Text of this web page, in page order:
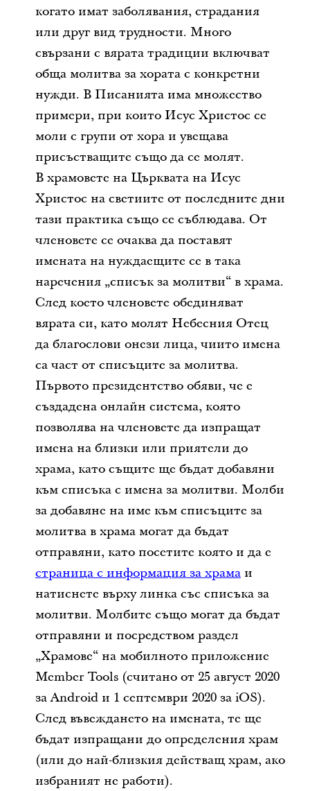
когато имат заболявания, страдания
или друг вид трудности. Много
свързани с вярата традиции включват
обща молитва за хората с конкретни
нужди. В Писанията има множество
примери, при които Исус Христос се
моли с групи от хора и увещава
присъстващите също да се молят.
В храмовете на Църквата на Исус
Христос на светиите от последните дни
тази практика също се съблюдава. От
членовете се очаква да поставят
имената на нуждаещите се в така
наречения „списък за молитви“ в храма.
След което членовете обединяват
вярата си, като молят Небесния Отец
да благослови онези лица, чиито имена
са част от списъците за молитва.
Първото президентство обяви, че е
създадена онлайн система, която
позволява на членовете да изпращат
имена на близки или приятели до
храма, като същите ще бъдат добавяни
към списъка с имена за молитви. Молби
за добавяне на име към списъците за
молитва в храма могат да бъдат
отправяни, като посетите която и да е
страница с информация за храмаи
натиснете върху линка със списъка за
молитви. Молбите също могат да бъдат
отправяни и посредством раздел
„Храмове“ на мобилното приложение
Member Tools (считано от 25 август 2020
за Android и 1 септември 2020 за iOS).
След въвеждането на имената, те ще
бъдат изпращани до определения храм
(или до най-близкия действащ храм, ако
избраният не работи).